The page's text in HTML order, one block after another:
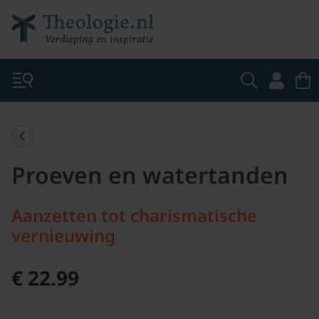
Proeven en watertanden
Aanzetten tot charismatische
vernieuwing
€ 22.99